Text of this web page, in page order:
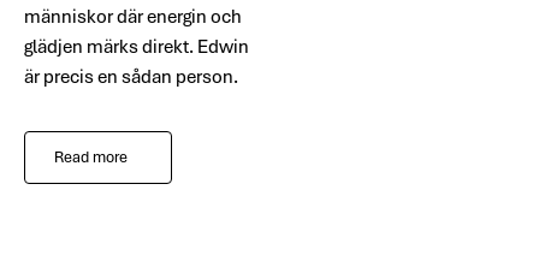
människor där energin och
glädjen märks direkt. Edwin
är precis en sådan person.
Read more